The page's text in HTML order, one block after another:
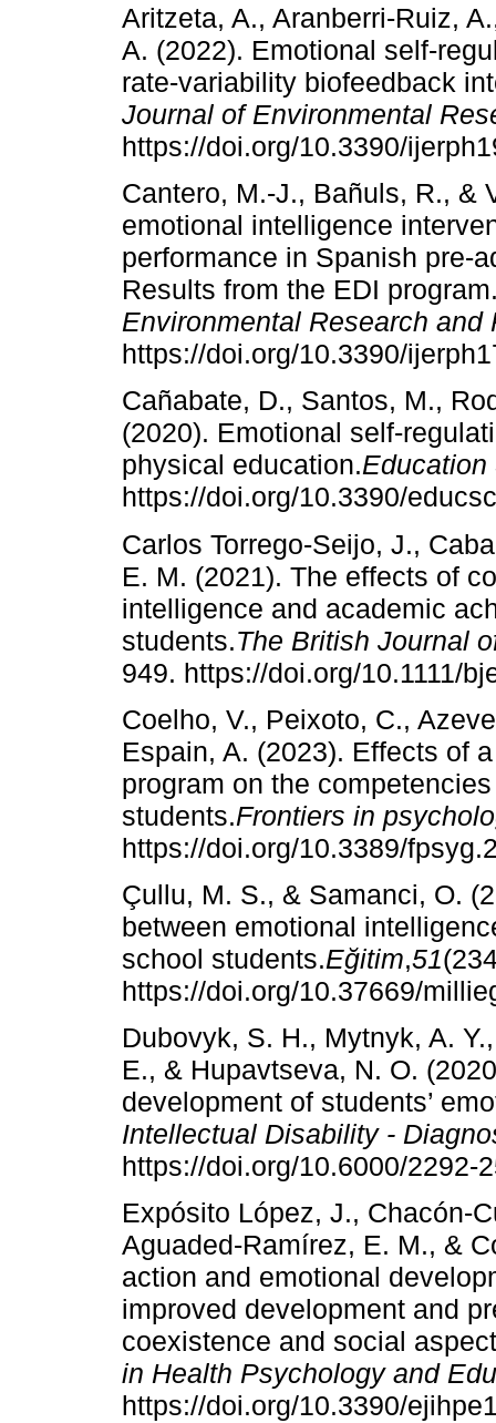
Aritzeta, A., Aranberri-Ruiz,
A. (2022). Emotional self-
rate-variability biofeedback
Journal of Environmental
https://doi.org/10.3390/
Cantero, M.-J., Bañuls, R., &
emotional intelligence
performance in Spanish pre-
Results from the EDI
Environmental Research and
https://doi.org/10.3390/
Cañabate, D., Santos, M.,
(2020). Emotional self-
physical education.
https://doi.org/10.3390/
Carlos Torrego-Seijo, J.,
E. M. (2021). The effects of
intelligence and academic
students.The British Journal
949. https://doi.org/10.1111/
Coelho, V., Peixoto, C.,
Espain, A. (2023). Effects of
program on the
students.Frontiers in
https://doi.org/10.3389/
Çullu, M. S., & Samanci, O.
between emotional
school students.Eğitim,51
https://doi.org/10.37669/
Dubovyk, S. H., Mytnyk, A.
E., & Hupavtseva, N. O.
development of students’
Intellectual Disability -
https://doi.org/10.6000/2292-
Expósito López, J., Chacón-
Aguaded-Ramírez, E. M., &
action and emotional
improved development and
coexistence and social
in Health Psychology and
https://doi.org/10.3390/